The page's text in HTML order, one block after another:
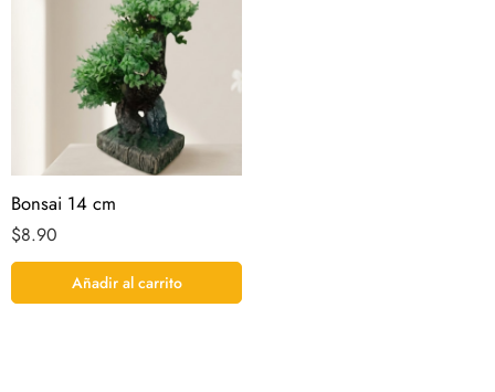
Bonsai 14 cm
$8.90
Añadir al carrito